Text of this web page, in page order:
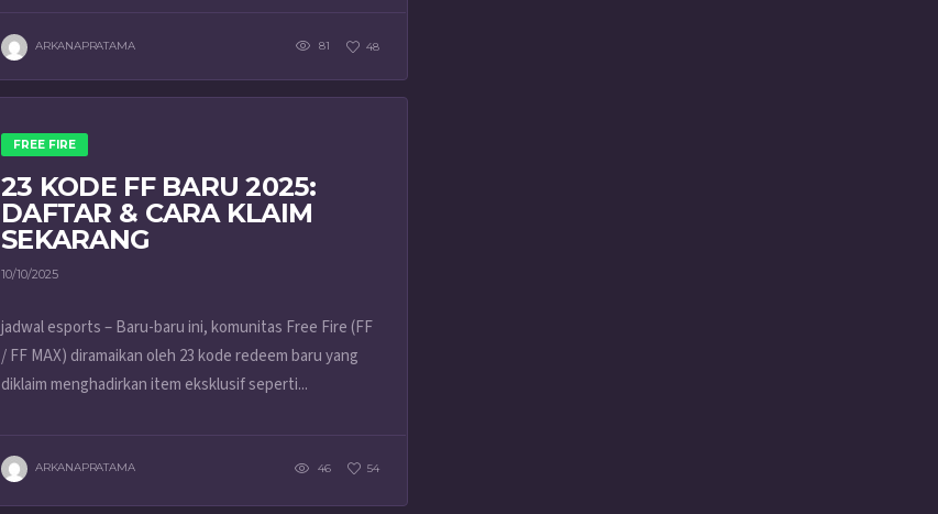
ARKANAPRATAMA 81 48
FREE FIRE
23 KODE FF BARU 2025:
DAFTAR & CARA KLAIM
SEKARANG
10/10/2025
jadwal esports – Baru-baru ini, komunitas Free Fire (FF
/ FF MAX) diramaikan oleh 23 kode redeem baru yang
diklaim menghadirkan item eksklusif seperti...
ARKANAPRATAMA 46 54